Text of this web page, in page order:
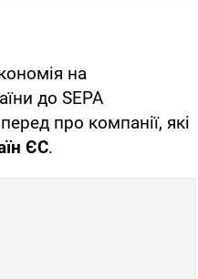
на
до SEPA
про компанії, які
ЄС.